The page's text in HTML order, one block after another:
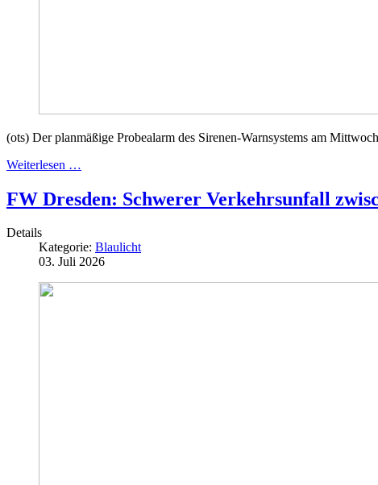
(ots) Der planmäßige Probealarm des Sirenen-Warnsystems am
Weiterlesen …
FW Dresden: Schwerer Verkehrsunfall
Details
Kategorie: Blaulicht
03. Juli 2026